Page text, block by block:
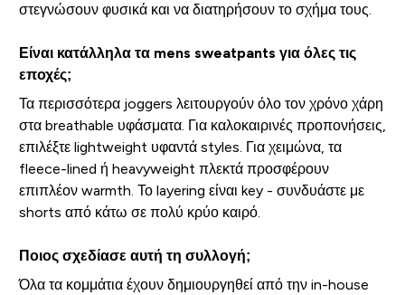
στεγνώσουν φυσικά και να διατηρήσουν το σχήμα τους.
Είναι κατάλληλα τα mens sweatpants για όλες τις
εποχές;
Τα περισσότερα joggers λειτουργούν όλο τον χρόνο χάρη
στα breathable υφάσματα. Για καλοκαιρινές προπονήσεις,
επιλέξτε lightweight υφαντά styles. Για χειμώνα, τα
fleece-lined ή heavyweight πλεκτά προσφέρουν
επιπλέον warmth. Το layering είναι key - συνδυάστε με
shorts από κάτω σε πολύ κρύο καιρό.
Ποιος σχεδίασε αυτή τη συλλογή;
Όλα τα κομμάτια έχουν δημιουργηθεί από την in-house